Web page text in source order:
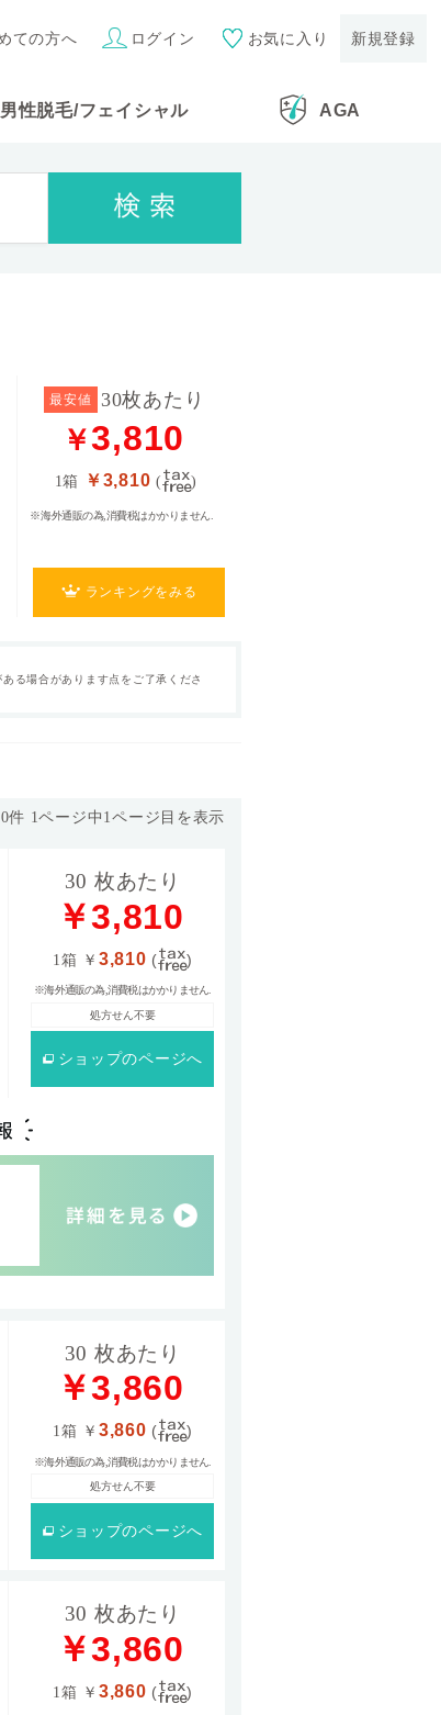
ての方へ ログイン お気に入り 新規登録
男性脱毛/フェイシャル AGA
最安値 30枚あたり
￥3,810
1箱 ￥3,810 ( )
※海外通販の為,消費税はかかりません.
ランキングをみる
30枚
る場合があります点をご了承くださ
件 1ページ中1ページ目を表示
30 枚あたり
￥3,810
1箱 ￥ 3,810 ( )
※海外通販の為,消費税はかかりません.
処方せん不要
ショップのページへ
30 枚あたり
￥3,860
1箱 ￥ 3,860 ( )
※海外通販の為,消費税はかかりません.
処方せん不要
ショップのページへ
30 枚あたり
￥3,860
1箱 ￥ 3,860 ( )